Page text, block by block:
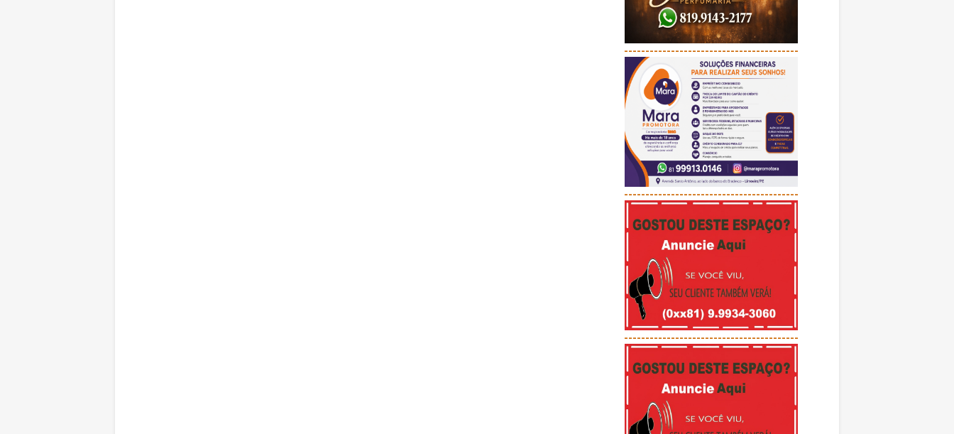
-----------------------------------------
-----------------------------------------
-----------------------------------------